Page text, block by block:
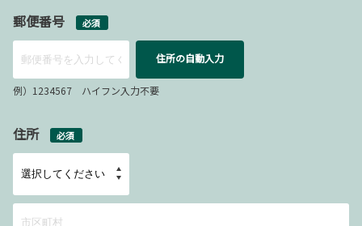
郵便番号 必須
住所の自動入力
例）1234567 ハイフン入力不要
住所 必須